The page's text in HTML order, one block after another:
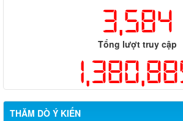
3,584
Tổng lượt truy cập
THĂM DÒ Ý KIẾN